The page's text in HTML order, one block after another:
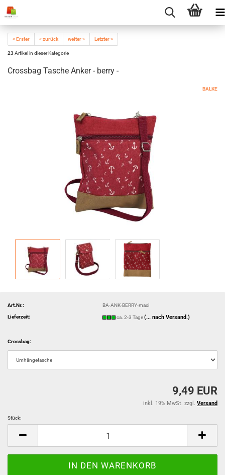
« Erster « zurück weiter » Letzter »
23Artikel in dieser Kategorie
Crossbag Tasche Anker - berry -
BALKE
Art.Nr.: BA-ANK-BERRY-maxi
Lieferzeit: ca. 2-3 Tage(... nach Versand.)
Crossbag:
9,49 EUR
inkl. 19% MwSt. zzgl. Versand
Stück: